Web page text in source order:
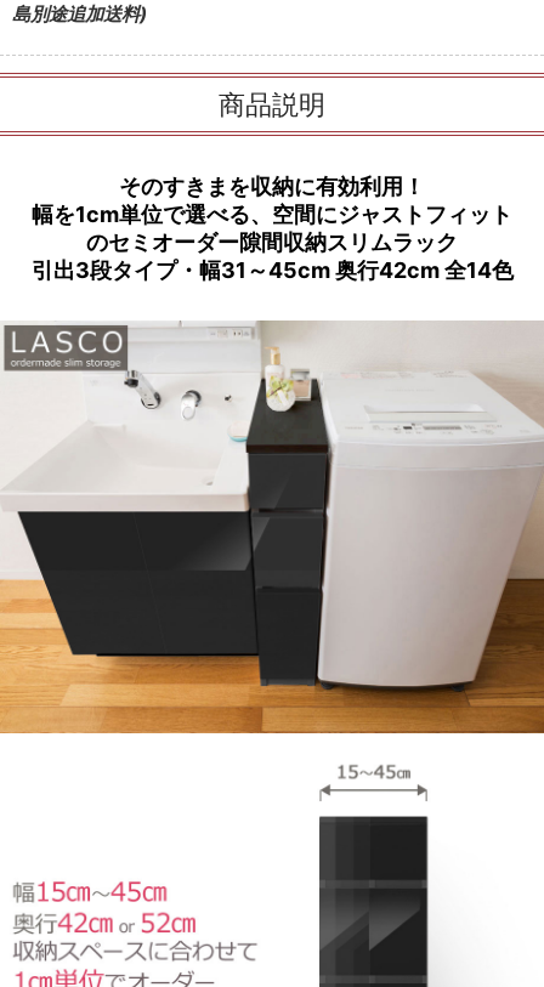
島別途追加送料)
商品説明
そのすきまを収納に有効利用！
幅を1cm単位で選べる、空間にジャストフィット
のセミオーダー隙間収納スリムラック
引出3段タイプ・幅31～45cm 奥行42cm 全14色